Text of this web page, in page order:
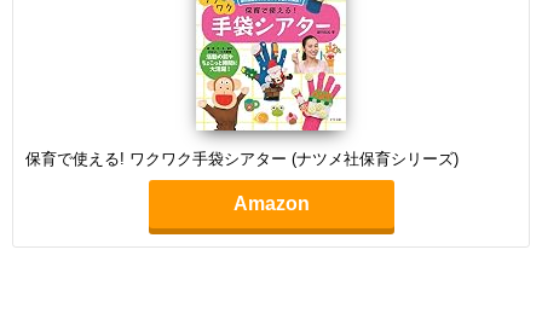
保育で使える! ワクワク手袋シアター (ナツメ社保育シリーズ)
Amazon